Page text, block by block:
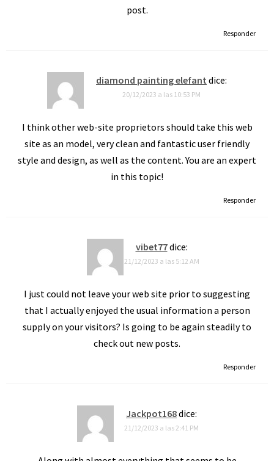
post.
Responder
diamond painting elefant dice:
20/12/2023 a las 10:53 PM
I think other web-site proprietors should take this web
site as an model, very clean and fantastic user friendly
style and design, as well as the content. You are an expert
in this topic!
Responder
vibet77dice:
21/12/2023 a las 5:12 AM
I just could not leave your web site prior to suggesting
that I actually enjoyed the usual information a person
supply on your visitors? Is going to be again steadily to
check out new posts.
Responder
Jackpot168dice:
21/12/2023 a las 2:41 PM